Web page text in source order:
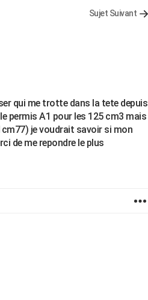
Sujet Suivant
qui me trotte dans la tete depuis
permis A1 pour les 125 cm3 mais
je voudrait savoir si mon
de me repondre le plus